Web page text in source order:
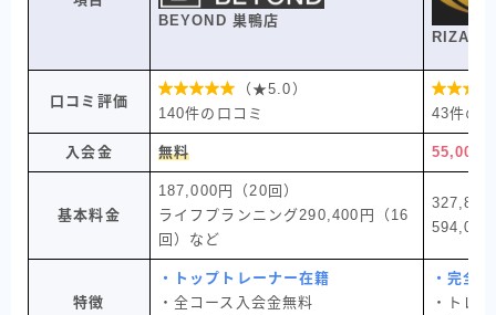
BEYOND 巣鴨店
RIZAP
口コミ評価

（★5.0）
140件の口コミ
43件の
入会金 無料 55,000
基本料金
187,000円（20回）
ライフプランニング290,400円（16
回）など
327,800
594,000
特徴
・トップトレーナー在籍
・全コース入会金無料
・完全
・トレ